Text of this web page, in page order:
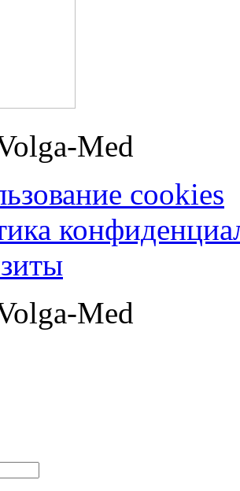
Med
cookies
Med